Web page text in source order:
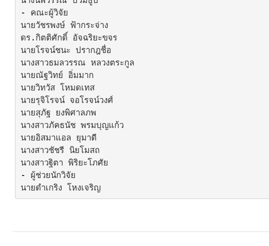
- คณะผู้วิจัย
นายวัชรพงษ์ ฟ้ากระจ่าง
ดร.กิตติศักดิ์ อัจฉริยะขจร
นายโรจน์ชนะ ปรากฎชื่อ
นางสาวธมลวรรณ หลวงตระกูล
นายณัฐวิทย์ อิ่มมาก
นายวิทวัส โหมดเทส
นายรุจิโรจน์ จอโรจน์วงศ์
นายสุภัฐ ยงพิศาลภพ
นางสาวภัคธนัช พรมบุญแก้ว
นายอิสมาแอล ยุมาดี
นางสาวชัชรี นิยโมสถ
นางสาวฐิตา พิริยะโภศัย
- ผู้ช่วยนักวิจัย
นายดำเกริง โหงเจริญ